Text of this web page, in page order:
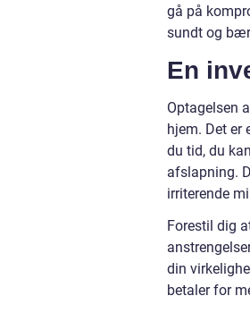
gå på
sundt og
En
Optagelsen
hjem. Det er
du tid, du
afslapning.
irriterende
Forestil dig
din
betaler for